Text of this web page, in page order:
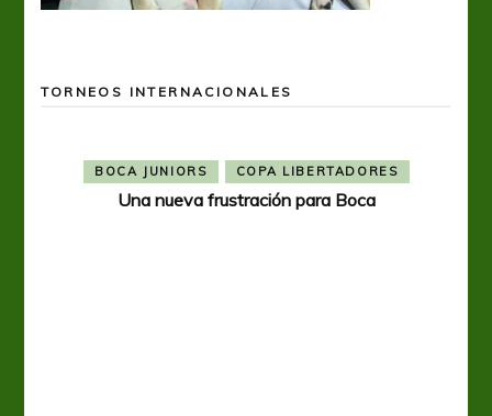
TORNEOS INTERNACIONALES
BOCA JUNIORS COPA LIBERTADORES
Una nueva frustración para Boca